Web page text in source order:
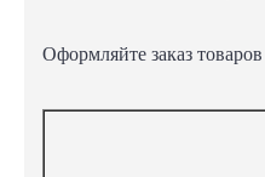
Оформляйте заказ товаров